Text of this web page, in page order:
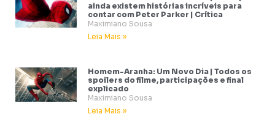
ainda existem histórias incríveis para
contar com Peter Parker | Crítica
Maximiano Sousa
Leia Mais »
Homem-Aranha: Um Novo Dia | Todos os
spoilers do filme, participações e final
explicado
Maximiano Sousa
Leia Mais »